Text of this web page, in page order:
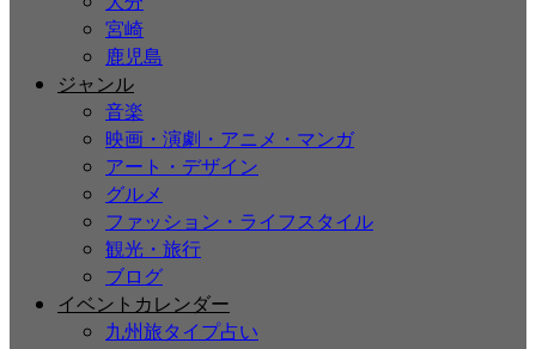
宮崎
鹿児島
ジャンル
音楽
映画・演劇・アニメ・マンガ
アート・デザイン
グルメ
ファッション・ライフスタイル
観光・旅行
ブログ
イベントカレンダー
九州旅タイプ占い